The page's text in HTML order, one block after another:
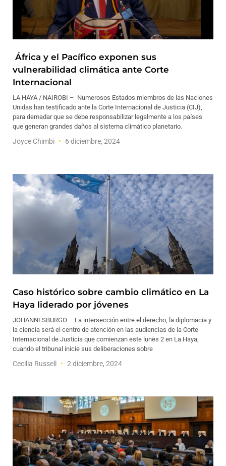
África y el Pacífico exponen sus
vulnerabilidad climática ante Corte
Internacional
LA HAYA / NAIROBI – Numerosos Estados miembros de las Naciones
Unidas han testificado ante la Corte Internacional de Justicia (CIJ),
para demadar que se debe responsabilizar legalmente a los países
que generan grandes daños al sistema climático planetario.
Joyce Chimbi 6 diciembre, 2024
Caso histórico sobre cambio climático en La
Haya liderado por jóvenes
JOHANNESBURGO – La intersección entre el derecho, la diplomacia y
la ciencia será el centro de atención en las audiencias de la Corte
Internacional de Justicia que comienzan este lunes 2 en La Haya,
cuando el tribunal inicie sus deliberaciones sobre
Cecilia Russell 2 diciembre, 2024